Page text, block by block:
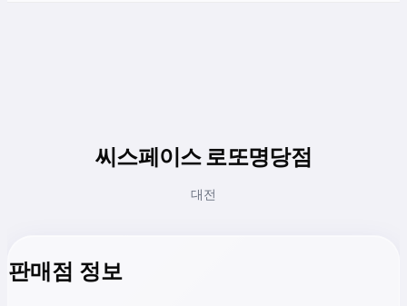
씨스페이스 로또명당점
대전
판매점 정보